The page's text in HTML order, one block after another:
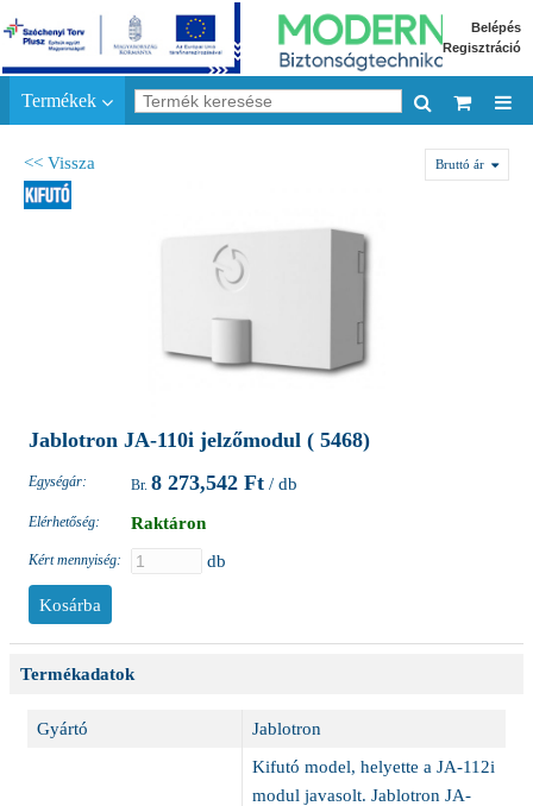
Belépés
Regisztráció
Termékek
<< Vissza Bruttó ár
Jablotron JA-110i jelzőmodul ( 5468)
Egységár: 8 273,542 Ft / db
Elérhetőség: Raktáron
Kért mennyiség: db
Termékadatok
Gyártó Jablotron
Kifutó model, helyette a JA-112i
modul javasolt. Jablotron JA-